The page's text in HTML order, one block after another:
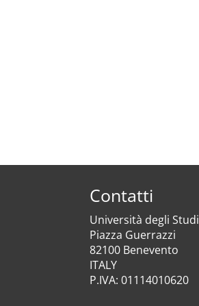
Contatti
Università degli
Piazza Guerrazzi
82100 Benevento
ITALY
P.IVA: 01114010620